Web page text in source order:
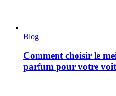
Blog
Comment choisir le
parfum pour votre